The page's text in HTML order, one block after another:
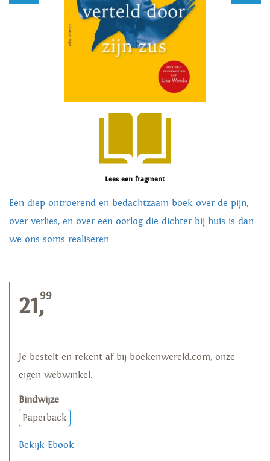
Lees een fragment
Een diep ontroerend en bedachtzaam boek over de pijn,
over verlies, en over een oorlog die dichter bij huis is dan
we ons soms realiseren.
21,99
Je bestelt en rekent af bij boekenwereld.com, onze
eigen webwinkel.
Bindwijze
Paperback
Bekijk Ebook